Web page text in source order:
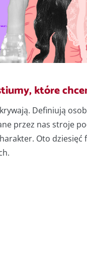
które
Definiują
przez nas stroje
Oto